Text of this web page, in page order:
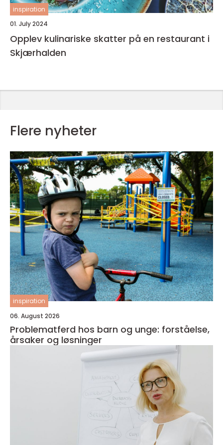
inspiration
01. July 2024
Opplev kulinariske skatter på en restaurant i
Skjærhalden
Flere nyheter
inspiration
06. August 2026
Problematferd hos barn og unge: forståelse,
årsaker og løsninger